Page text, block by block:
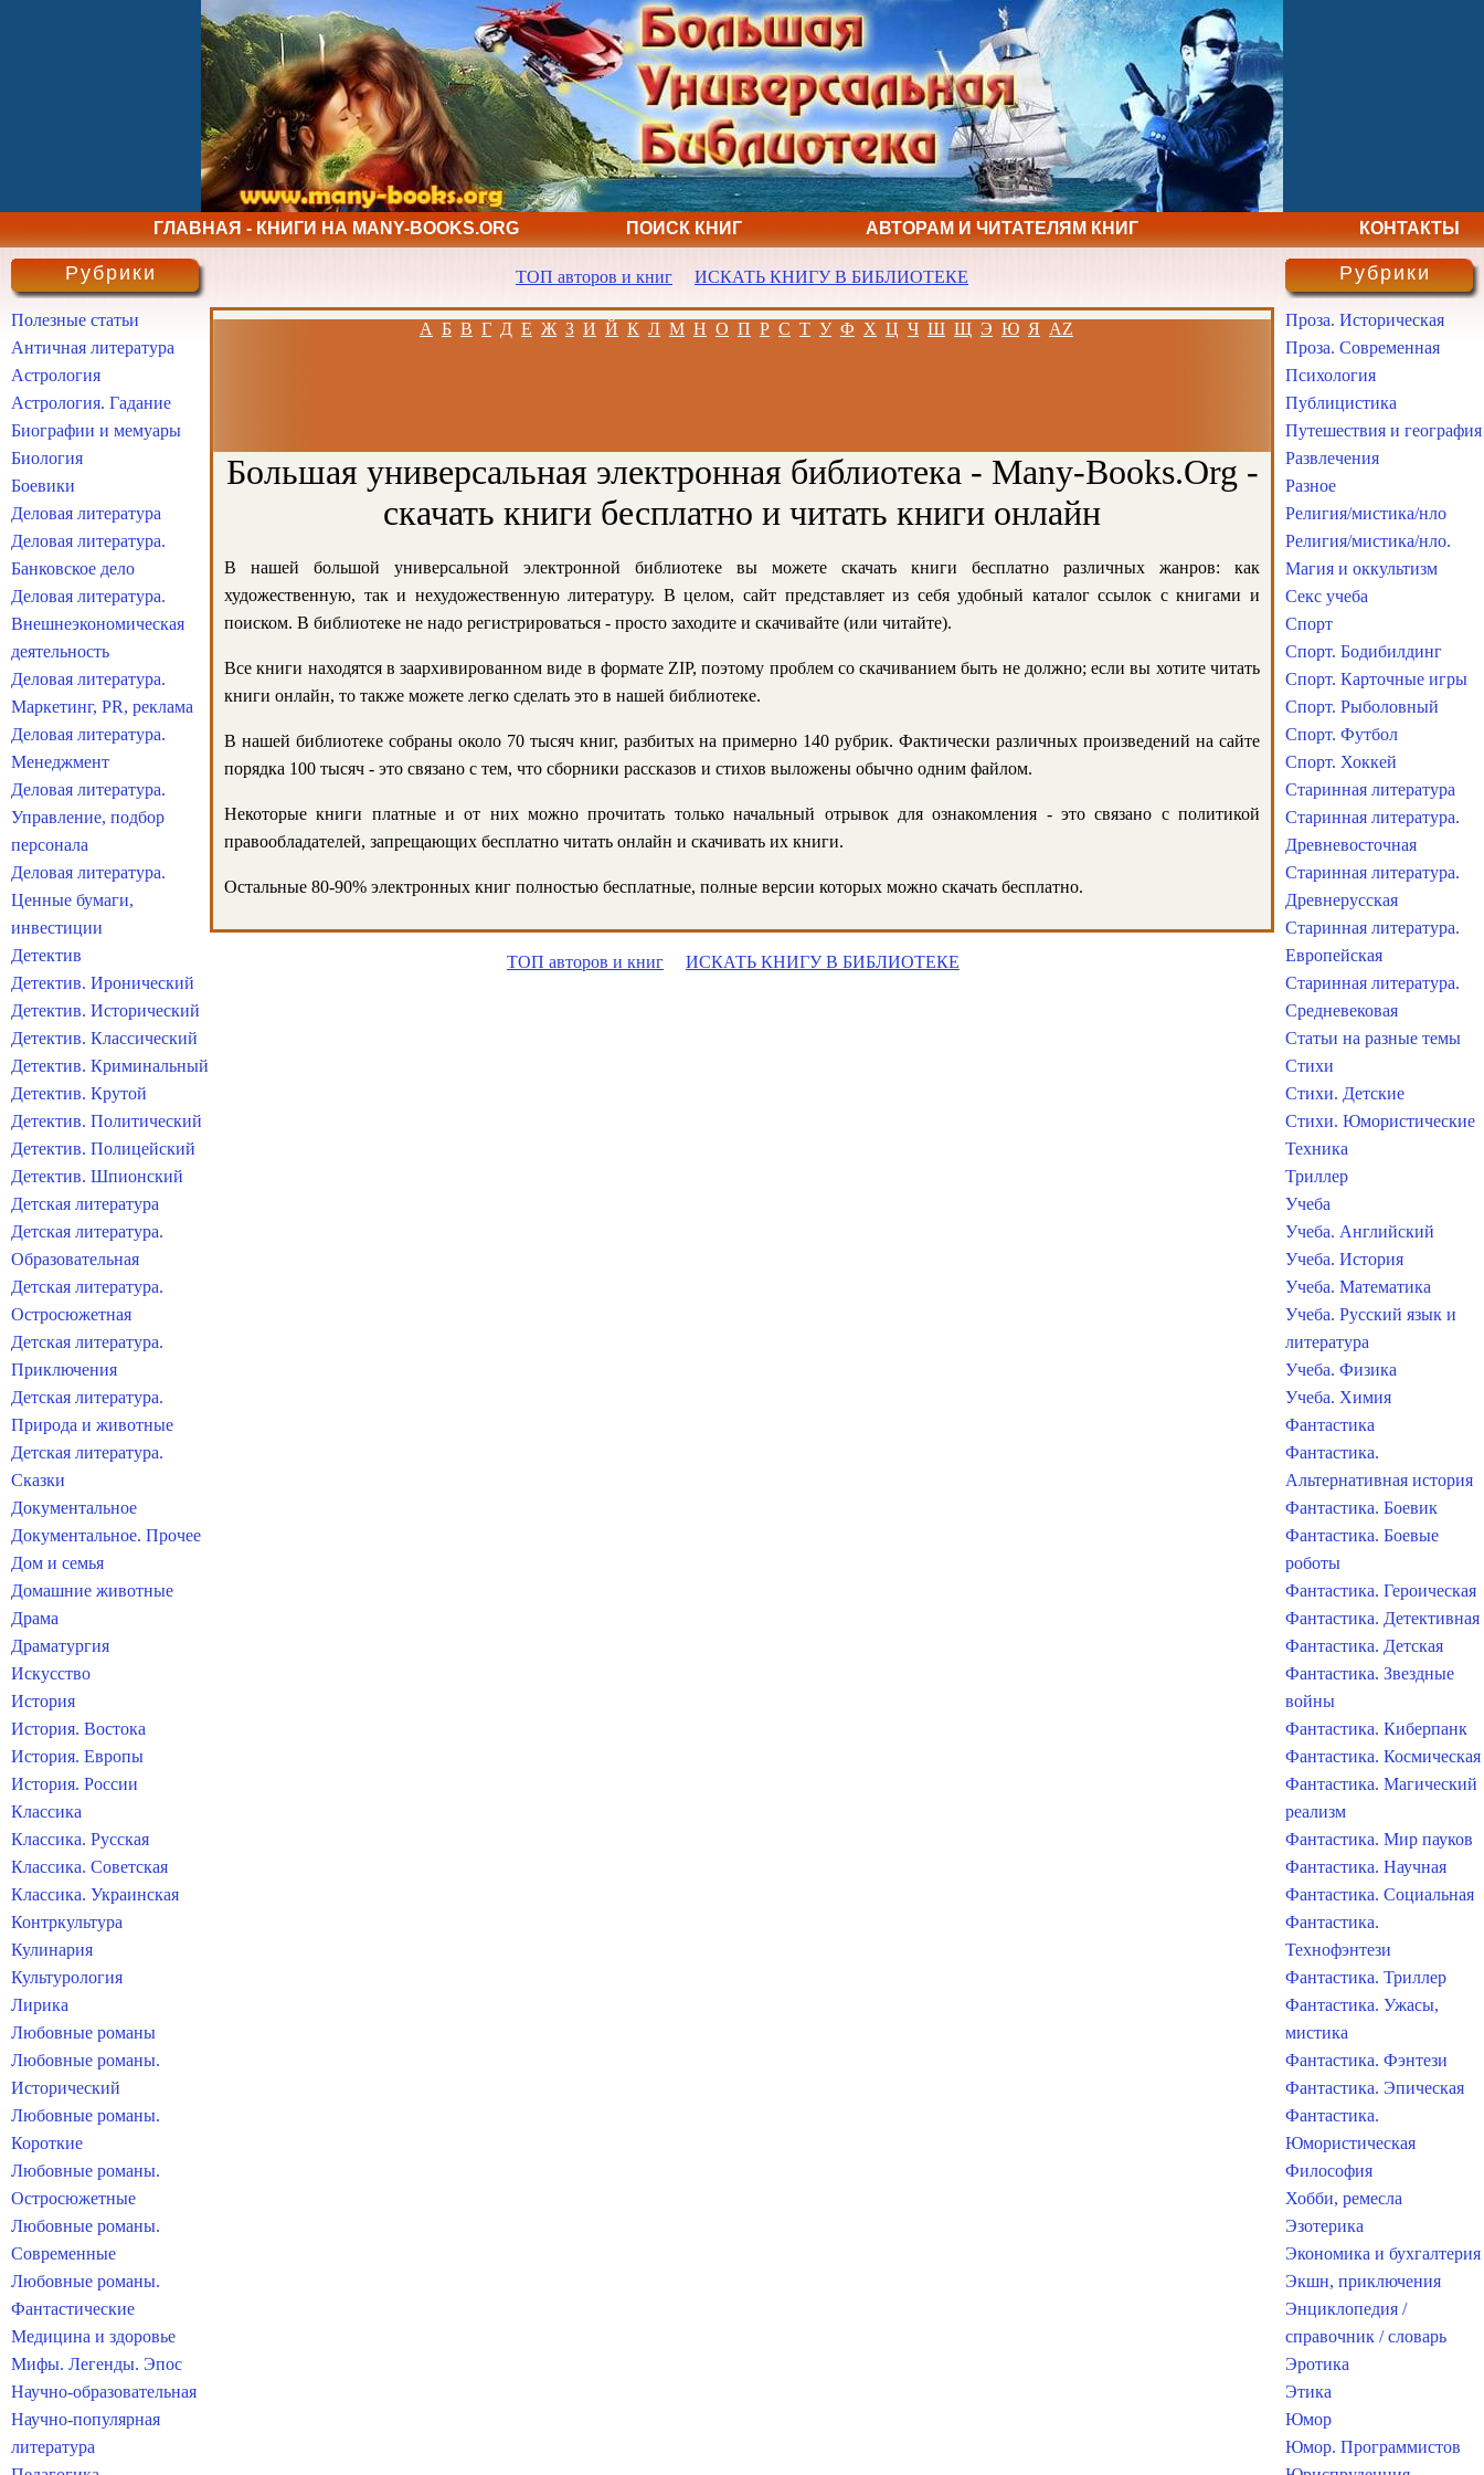
ГЛАВНАЯ - КНИГИ НА MANY-BOOKS.ORG ПОИСК КНИГ АВТОРАМ И ЧИТАТЕЛЯМ КНИГ КОНТАКТЫ
ТОП авторов и книг ИСКАТЬ КНИГУ В БИБЛИОТЕКЕ
А Б В Г Д Е Ж З И Й К Л М Н О П Р С Т У Ф Х Ц Ч Ш Щ Э Ю Я AZ
Большая универсальная электронная библиотека - Many-Books.Org -
скачать книги бесплатно и читать книги онлайн
В нашей большой универсальной электронной библиотеке вы можете скачать книги бесплатно различных жанров: как
художественную, так и нехудожественную литературу. В целом, сайт представляет из себя удобный каталог ссылок с книгами и
поиском. В библиотеке не надо регистрироваться - просто заходите и скачивайте (или читайте).
Все книги находятся в заархивированном виде в формате ZIP, поэтому проблем со скачиванием быть не должно; если вы хотите читать
книги онлайн, то также можете легко сделать это в нашей библиотеке.
В нашей библиотеке собраны около 70 тысяч книг, разбитых на примерно 140 рубрик. Фактически различных произведений на сайте
порядка 100 тысяч - это связано с тем, что сборники рассказов и стихов выложены обычно одним файлом.
Некоторые книги платные и от них можно прочитать только начальный отрывок для ознакомления - это связано с политикой
правообладателей, запрещающих бесплатно читать онлайн и скачивать их книги.
Остальные 80-90% электронных книг полностью бесплатные, полные версии которых можно скачать бесплатно.
ТОП авторов и книг ИСКАТЬ КНИГУ В БИБЛИОТЕКЕ
Рубрики
Полезные статьи
Античная литература
Астрология
Астрология. Гадание
Биографии и мемуары
Биология
Боевики
Деловая литература
Деловая литература.
Банковское дело
Деловая литература.
Внешнеэкономическая
деятельность
Деловая литература.
Маркетинг, PR, реклама
Деловая литература.
Менеджмент
Деловая литература.
Управление, подбор
персонала
Деловая литература.
Ценные бумаги,
инвестиции
Детектив
Детектив. Иронический
Детектив. Исторический
Детектив. Классический
Детектив. Криминальный
Детектив. Крутой
Детектив. Политический
Детектив. Полицейский
Детектив. Шпионский
Детская литература
Детская литература.
Образовательная
Детская литература.
Остросюжетная
Детская литература.
Приключения
Детская литература.
Природа и животные
Детская литература.
Сказки
Документальное
Документальное. Прочее
Дом и семья
Домашние животные
Драма
Драматургия
Искусство
История
История. Востока
История. Европы
История. России
Классика
Классика. Русская
Классика. Советская
Классика. Украинская
Контркультура
Кулинария
Культурология
Лирика
Любовные романы
Любовные романы.
Исторический
Любовные романы.
Короткие
Любовные романы.
Остросюжетные
Любовные романы.
Современные
Любовные романы.
Фантастические
Медицина и здоровье
Мифы. Легенды. Эпос
Научно-образовательная
Научно-популярная
литература
Рубрики
Проза. Историческая
Проза. Современная
Психология
Публицистика
Путешествия и география
Развлечения
Разное
Религия/мистика/нло
Религия/мистика/нло.
Магия и оккультизм
Секс учеба
Спорт
Спорт. Бодибилдинг
Спорт. Карточные игры
Спорт. Рыболовный
Спорт. Футбол
Спорт. Хоккей
Старинная литература
Старинная литература.
Древневосточная
Старинная литература.
Древнерусская
Старинная литература.
Европейская
Старинная литература.
Средневековая
Статьи на разные темы
Стихи
Стихи. Детские
Стихи. Юмористические
Техника
Триллер
Учеба
Учеба. Английский
Учеба. История
Учеба. Математика
Учеба. Русский язык и
литература
Учеба. Физика
Учеба. Химия
Фантастика
Фантастика.
Альтернативная история
Фантастика. Боевик
Фантастика. Боевые
роботы
Фантастика. Героическая
Фантастика. Детективная
Фантастика. Детская
Фантастика. Звездные
войны
Фантастика. Киберпанк
Фантастика. Космическая
Фантастика. Магический
реализм
Фантастика. Мир пауков
Фантастика. Научная
Фантастика. Социальная
Фантастика.
Технофэнтези
Фантастика. Триллер
Фантастика. Ужасы,
мистика
Фантастика. Фэнтези
Фантастика. Эпическая
Фантастика.
Юмористическая
Философия
Хобби, ремесла
Эзотерика
Экономика и бухгалтерия
Экшн, приключения
Энциклопедия /
справочник / словарь
Эротика
Этика
Юмор
Юмор. Программистов